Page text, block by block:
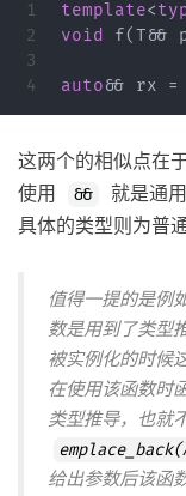
1
2
3
template<
void
f(T&&
auto&& rx =
这两个的相似点在
使用
&&
就是通
具体的类型则为普
值得一提的是例
数是用到了类型
被实例化的时候
在使用该函数时
类型推导，也就
给出参数后该函